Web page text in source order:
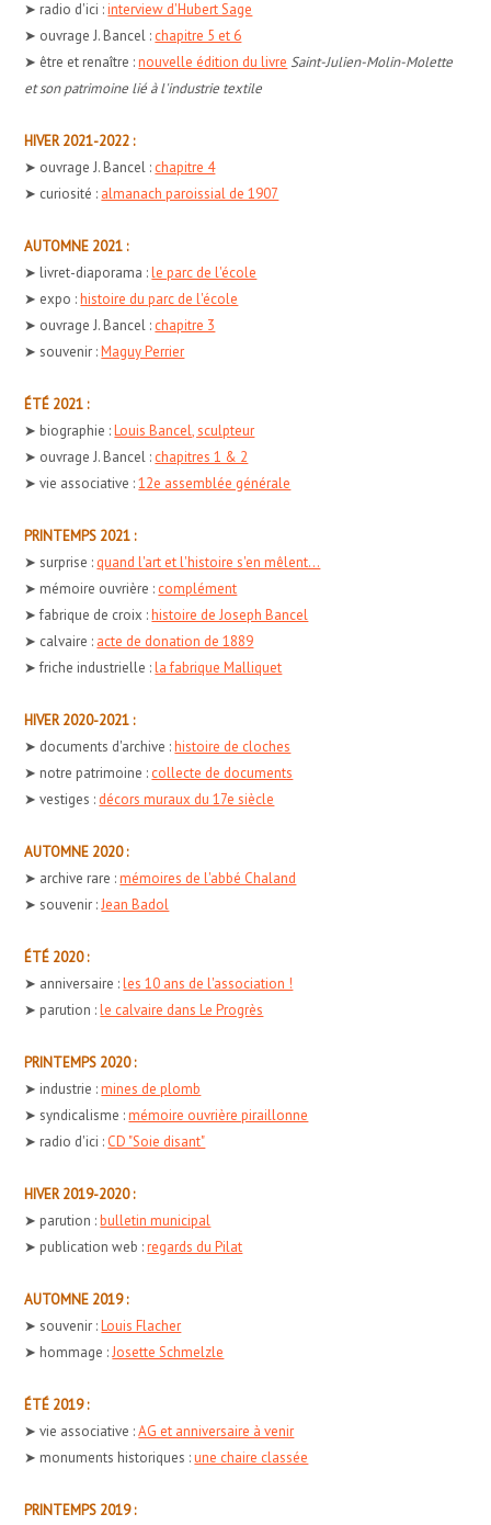
➤ radio d'ici :interview d'Hubert Sage
➤ ouvrage J. Bancel : chapitre 5 et 6
➤ être et renaître :nouvelle édition du livre Saint-Julien-Molin-Molette
et son patrimoine lié à l'industrie textile
HIVER 2021-2022 :
➤ ouvrage J. Bancel : chapitre 4
➤ curiosité : almanach paroissial de 1907
AUTOMNE 2021 :
➤ livret-diaporama :le parc de l'école
➤ expo :histoire du parc de l'école
➤ ouvrage J. Bancel : chapitre 3
➤ souvenir :Maguy Perrier
ÉTÉ 2021 :
➤ biographie :Louis Bancel, sculpteur
➤ ouvrage J. Bancel : chapitres 1 & 2
➤ vie associative :12e assemblée générale
PRINTEMPS 2021 :
➤ surprise : quand l'art et l'histoire s'en mêlent...
➤ mémoire ouvrière : complément
➤ fabrique de croix :histoire de Joseph Bancel
➤ calvaire : acte de donation de 1889
➤ friche industrielle :la fabrique Malliquet
HIVER 2020-2021 :
➤ documents d'archive :histoire de cloches
➤ notre patrimoine : collecte de documents
➤ vestiges : décors muraux du 17e siècle
AUTOMNE 2020 :
➤ archive rare :mémoires de l'abbé Chaland
➤ souvenir :Jean Badol
ÉTÉ 2020 :
➤ anniversaire :les 10 ans de l'association !
➤ parution :le calvaire dans Le Progrès
PRINTEMPS 2020 :
➤ industrie :mines de plomb
➤ syndicalisme :mémoire ouvrière piraillonne
➤ radio d'ici : CD "Soie disant"
HIVER 2019-2020 :
➤ parution :bulletin municipal
➤ publication web :regards du Pilat
AUTOMNE 2019 :
➤ souvenir :Louis Flacher
➤ hommage :Josette Schmelzle
ÉTÉ 2019 :
➤ vie associative :AG et anniversaire à venir
➤ monuments historiques :une chaire classée
PRINTEMPS 2019 :